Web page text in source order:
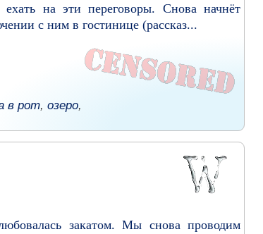
на эти переговоры. Снова начнёт
с ним в гостинице (рассказ...
в рот, озеро,
закатом. Мы снова проводим